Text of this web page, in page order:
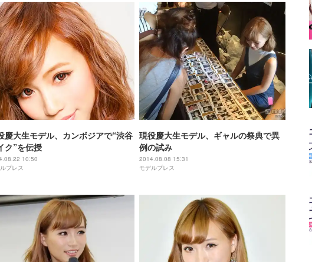
慶大生モデル、カンボジアで“渋谷
ク”を伝授
10:50
プレス
現役慶大生モデル、ギャルの祭典で異
例の試み
2014.08.08 15:31
モデルプレス